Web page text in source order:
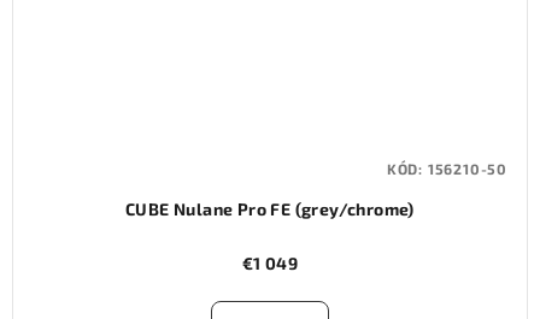
CUBE Nulane Pro FE (grey/chrome)
€1 049
KÓD: 156210-50